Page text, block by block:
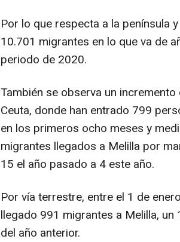
Por lo que respecta a la península
10.701 migrantes en lo que va de
periodo de 2020.
También se observa un
Ceuta, donde han entrado 799
en los primeros ocho meses y
migrantes llegados a Melilla por
15 el año pasado a 4 este año.
Por vía terrestre, entre el 1 de
llegado 991 migrantes a Melilla,
del año anterior.